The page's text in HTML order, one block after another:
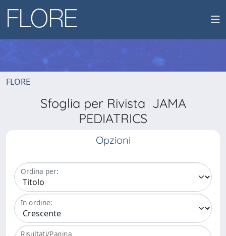
FLORE
Sfoglia per Rivista JAMA
PEDIATRICS
Opzioni
Ordina per:
In ordine:
Risultati/Pagina